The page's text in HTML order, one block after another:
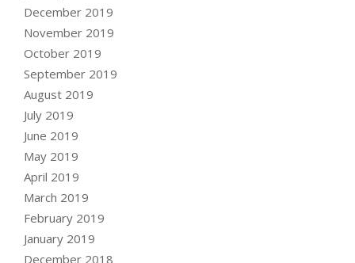
December 2019
November 2019
October 2019
September 2019
August 2019
July 2019
June 2019
May 2019
April 2019
March 2019
February 2019
January 2019
December 2018